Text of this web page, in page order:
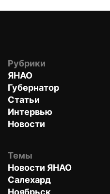
Рубрики
ЯНАО
Губернатор
Статьи
Интервью
Новости
Темы
Новости ЯНАО
Салехард
Ноябрьск